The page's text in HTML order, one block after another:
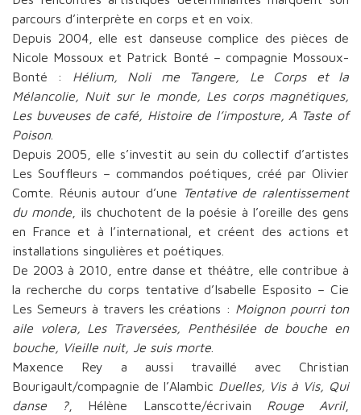
parcours d’interprète en corps et en voix.
Depuis 2004, elle est danseuse complice des pièces de
Nicole Mossoux et Patrick Bonté – compagnie Mossoux-
Bonté : Hélium, Noli me Tangere, Le Corps et la
Mélancolie, Nuit sur le monde, Les corps magnétiques,
Les buveuses de café, Histoire de l’imposture, A Taste of
Poison.
Depuis 2005, elle s’investit au sein du collectif d’artistes
Les Souffleurs – commandos poétiques, créé par Olivier
Comte. Réunis autour d’une
Tentative de ralentissement
du monde, ils chuchotent de la poésie à l’oreille des gens
en France et à l’international, et créent des actions et
installations singulières et poétiques.
De 2003 à 2010, entre danse et théâtre, elle contribue à
la recherche du corps tentative d’Isabelle Esposito – Cie
Les Semeurs à travers les créations : Moignon pourri ton
aile volera, Les Traversées, Penthésilée de bouche en
bouche, Vieille nuit, Je suis morte
Maxence Rey a aussi travaillé avec Christian
Bourigault/compagnie de l’Alambic Duelles, Vis à Vis, Qui
danse ?, Hélène Lanscotte/écrivain Rouge Avril,